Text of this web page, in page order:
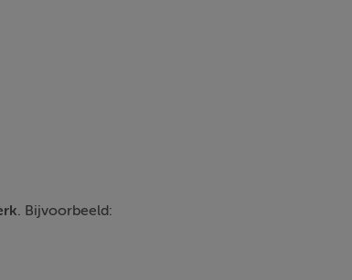
. Bijvoorbeeld: